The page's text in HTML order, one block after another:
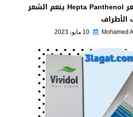
هيبتا بانثينول كريم للشعر Hepta Panthenol ينعم الشعر
10 مايو، 2023